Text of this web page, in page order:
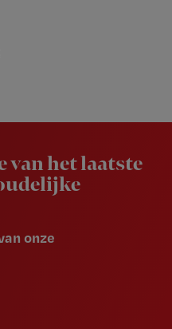
van het laatste
onze